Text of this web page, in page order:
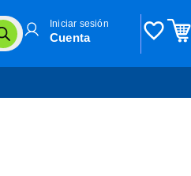
Iniciar sesión
Cuenta